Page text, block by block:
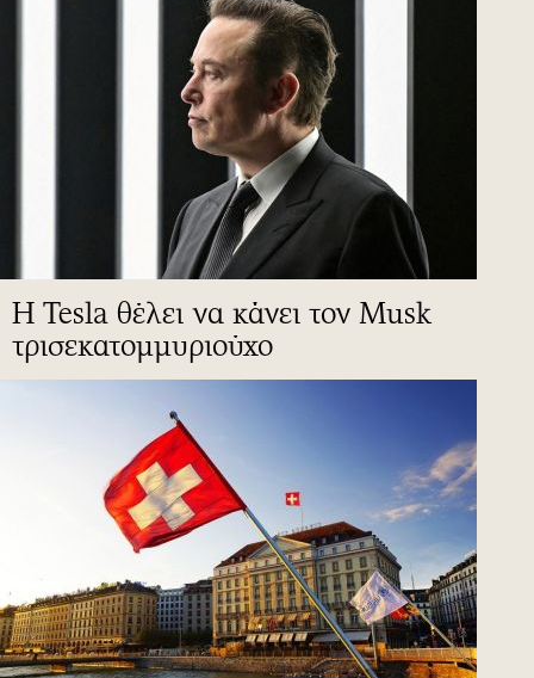
Η Tesla θέλει να κάνει τον Musk
τρισεκατομμυριούχο